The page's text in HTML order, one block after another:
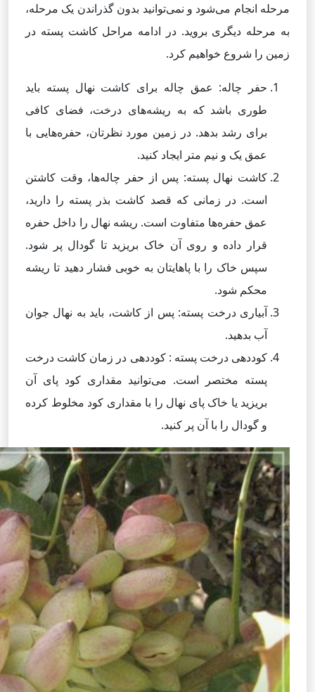
مرحله انجام می‌شود و نمی‌توانید بدون گذراندن یک مرحله،
به مرحله دیگری بروید. در ادامه مراحل کاشت پسته در
زمین را شروع خواهیم کرد.
حفر چاله: عمق چاله برای کاشت نهال پسته باید
طوری باشد که به ریشه‌های درخت، فضای کافی
برای رشد بدهد. در زمین مورد نظرتان، حفره‌هایی با
عمق یک و نیم متر ایجاد کنید.
کاشت نهال پسته: پس از حفر چاله‌ها، وقت کاشتن
است. در زمانی که قصد کاشت بذر پسته را دارید،
عمق حفره‌ها متفاوت است. ریشه نهال را داخل حفره
قرار داده و روی آن خاک بریزید تا گودال پر شود.
سپس خاک را با پاهایتان به خوبی فشار دهید تا ریشه
محکم شود.
آبیاری درخت پسته: پس از کاشت، باید به نهال جوان
آب بدهید.
کوددهی درخت پسته : کوددهی در زمان کاشت درخت
پسته مختصر است. می‌توانید مقداری کود پای آن
بریزید یا خاک پای نهال را با مقداری کود مخلوط کرده
و گودال را با آن پر کنید.